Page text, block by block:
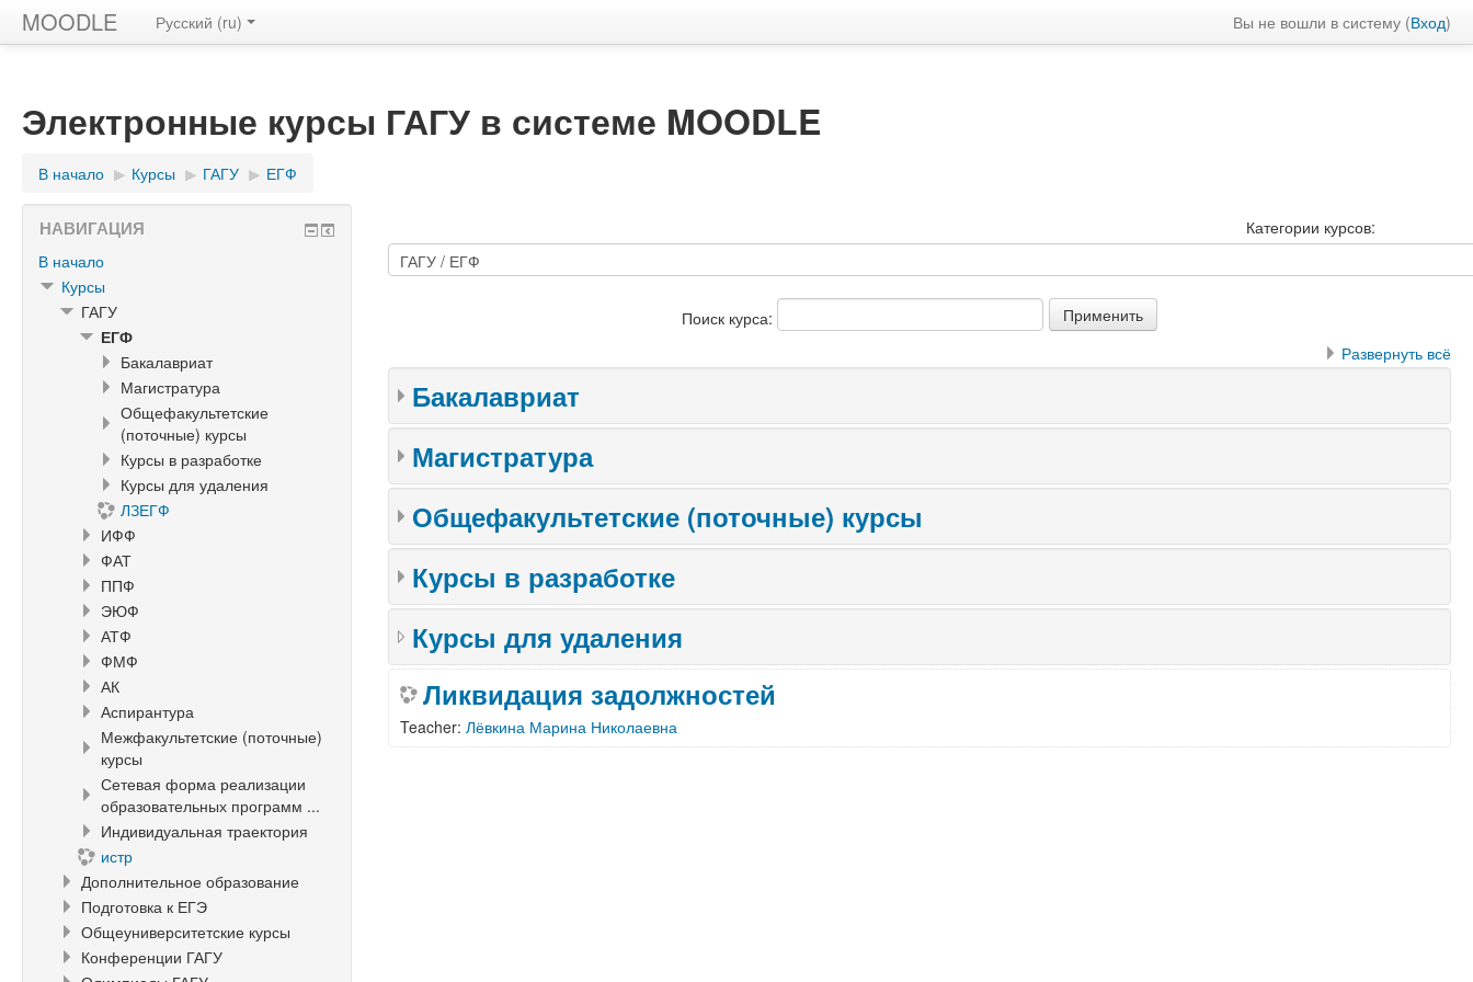
MOODLE Вы не вошли в систему (Вход)
Русский ‎(ru)‎
Электронные курсы ГАГУ в системе MOODLE
В начало ▶︎ Курсы ▶︎ ГАГУ ▶︎ ЕГФ
Категории курсов:
Поиск курса:
Развернуть всё
Бакалавриат
Магистратура
Общефакультетские (поточные) курсы
Курсы в разработке
Курсы для удаления
Ликвидация задолжностей
Teacher:Лёвкина Марина Николаевна
НАВИГАЦИЯ
В начало
Курсы
ГАГУ
ЕГФ
Бакалавриат
Магистратура
Общефакультетские
(поточные) курсы
Курсы в разработке
Курсы для удаления
ЛЗЕГФ
ИФФ
ФАТ
ППФ
ЭЮФ
АТФ
ФМФ
АК
Аспирантура
Межфакультетские (поточные)
курсы
Сетевая форма реализации
образовательных программ ...
Индивидуальная траектория
истр
Дополнительное образование
Подготовка к ЕГЭ
Общеуниверситетские курсы
Конференции ГАГУ